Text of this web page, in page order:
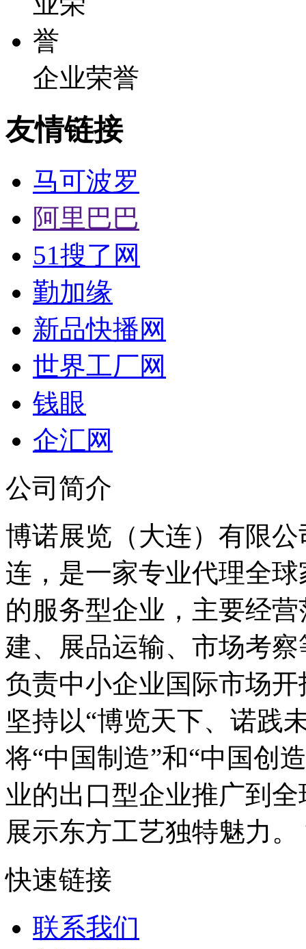
企业荣誉
友情链接
马可波罗
阿里巴巴
51搜了网
勤加缘
新品快播网
世界工厂网
钱眼
企汇网
公司简介
博诺展览（大连）有限
连，是一家专业代理全
的服务型企业，主要经
建、展品运输、市场考
负责中小企业国际市场
坚持以“博览天下、诺践
将“中国制造”和“中国创
业的出口型企业推广到
展示东方工艺独特魅力
快速链接
联系我们